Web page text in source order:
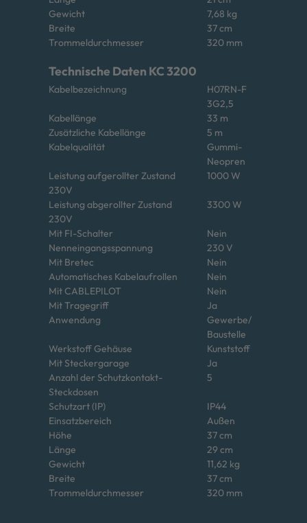
Gewicht
7,68 kg
Breite
37 cm
Trommeldurchmesser
320 mm
Technische Daten KC 3200
Kabelbezeichnung
H07RN-F
3G2,5
Kabellänge
33 m
Zusätzliche Kabellänge
5 m
Kabelqualität
Gummi-
Neopren
Leistung aufgerollter Zustand
230V
1000 W
Leistung abgerollter Zustand
230V
3300 W
Mit FI-Schalter
Nein
Nenneingangsspannung
230 V
Mit Bretec
Nein
Automatisches Kabelaufrollen
Nein
Mit CABLEPILOT
Nein
Mit Tragegriff
Ja
Anwendung
Gewerbe/
Baustelle
Werkstoff Gehäuse
Kunststoff
Mit Steckergarage
Ja
Anzahl der Schutzkontakt-
Steckdosen
5
Schutzart (IP)
IP44
Einsatzbereich
Außen
Höhe
37 cm
Länge
29 cm
Gewicht
11,62 kg
Breite
37 cm
Trommeldurchmesser
320 mm